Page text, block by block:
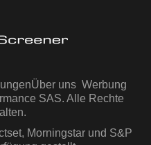
Über uns Werbung
SAS. Alle Rechte
Morningstar und S&P